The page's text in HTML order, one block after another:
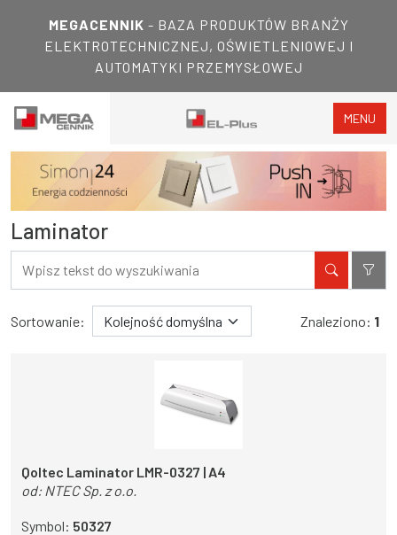
MEGACENNIK - BAZA PRODUKTÓW BRANŻY
ELEKTROTECHNICZNEJ, OŚWIETLENIOWEJ I
AUTOMATYKI PRZEMYSŁOWEJ
MENU
Laminator
Filtry
Wyniki wyszukiwania
Sortowanie: Znaleziono: 1
Qoltec Laminator LMR-0327 | A4
od: NTEC Sp. z o.o.
Symbol: 50327